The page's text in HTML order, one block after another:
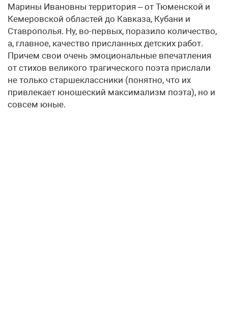
Марины Ивановны территория – от Тюменской и
Кемеровской областей до Кавказа, Кубани и
Ставрополья. Ну, во-первых, поразило количество,
а, главное, качество присланных детских работ.
Причем свои очень эмоциональные впечатления
от стихов великого трагического поэта прислали
не только старшеклассники (понятно, что их
привлекает юношеский максимализм поэта), но и
совсем юные.